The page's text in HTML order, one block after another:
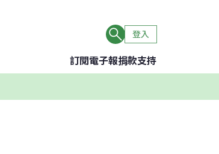
登入
訂閱電子報捐款支持